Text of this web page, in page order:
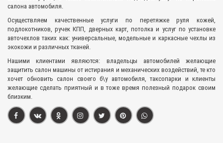
салона автомобиля.
Осуществляем качественные услуги по перетяжке руля кожей,
подлокотников, ручек КПП, дверных карт, потолка и услуг по установке
авточехлов таких как: универсальные, модельные и каркасные чехлы из
экокожи и различных тканей.
Нашими клиентами являются: владельцы автомобилей желающие
защитить салон машины от истирания и механических воздействий, те кто
хочет обновить салон своего б\у автомобиля, таксопарки и клиенты
желающие сделать приятный и в тоже время полезный подарок своим
близким.